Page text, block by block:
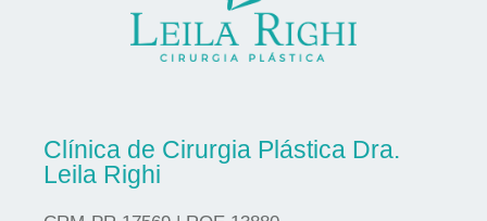
Clínica de Cirurgia Plástica Dra.
Leila Righi